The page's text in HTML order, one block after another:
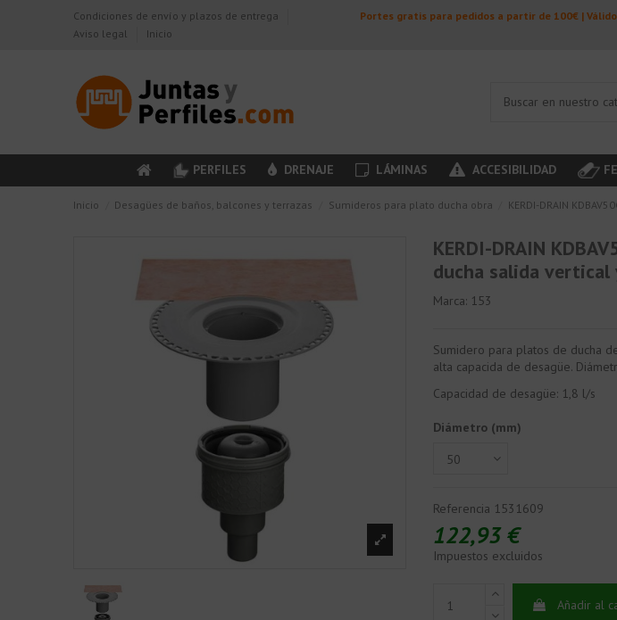
Condiciones de envío y plazos de entrega
Aviso legal
Inicio
Portes gratis para pedidos a partir de 100€ |
PERFILES DRENAJE LÁMINAS ACCESIBILIDAD
Inicio Desagües de baños, balcones y terrazas Sumideros para plato ducha obra KERDI-DRAIN
KERDI-DRAIN
ducha salida
Marca: 153
Sumidero para platos de ducha
alta capacida de desagüe.
Capacidad de desagüe: 1,8 l/s
Diámetro (mm)
Referencia 1531609
122,93 €
Impuestos excluidos
Añadir al